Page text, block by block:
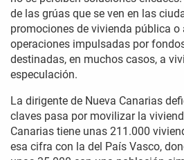
de las grúas que se ven en las
promociones de vivienda pública o
operaciones impulsadas por
destinadas, en muchos casos, a
especulación.
La dirigente de Nueva Canarias
claves pasa por movilizar la
Canarias tiene unas 211.000
esa cifra con la del País Vasco,